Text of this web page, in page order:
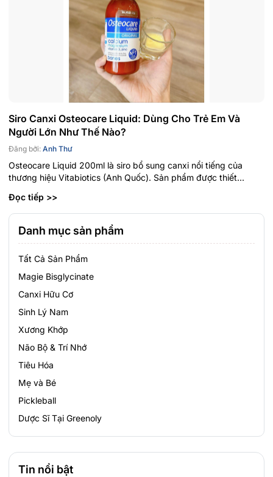
Siro Canxi Osteocare Liquid: Dùng Cho Trẻ Em Và
Người Lớn Như Thế Nào?
Đăng bởi: Anh Thư
Osteocare Liquid 200ml là siro bổ sung canxi nổi tiếng của
thương hiệu Vitabiotics (Anh Quốc). Sản phẩm được thiết...
Đọc tiếp >>
Danh mục sản phẩm
Tất Cả Sản Phẩm
Magie Bisglycinate
Canxi Hữu Cơ
Sinh Lý Nam
Xương Khớp
Não Bộ & Trí Nhớ
Tiêu Hóa
Mẹ và Bé
Pickleball
Dược Sĩ Tại Greenoly
Tin nổi bật